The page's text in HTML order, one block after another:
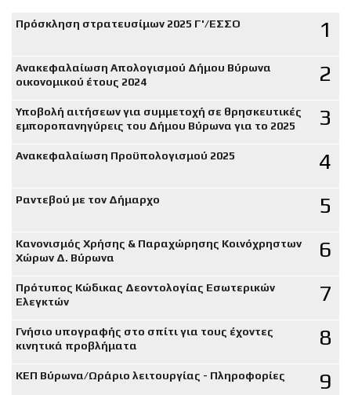
Πρόσκληση στρατευσίμων 2025 Γ'/ΕΣΣΟ 1
Ανακεφαλαίωση Απολογισμού Δήμου Βύρωνα
οικονομικού έτους 2024
2
Υποβολή αιτήσεων για συμμετοχή σε θρησκευτικές
εμποροπανηγύρεις του Δήμου Βύρωνα για το 2025
3
Ανακεφαλαίωση Προϋπολογισμού 2025 4
Ραντεβού με τον Δήμαρχο 5
Κανονισμός Χρήσης & Παραχώρησης Κοινόχρηστων
Χώρων Δ. Βύρωνα
6
Πρότυπος Κώδικας Δεοντολογίας Εσωτερικών
Ελεγκτών
7
Γνήσιο υπογραφής στο σπίτι για τους έχοντες
κινητικά προβλήματα
8
ΚΕΠ Βύρωνα/Ωράριο λειτουργίας - Πληροφορίες 9